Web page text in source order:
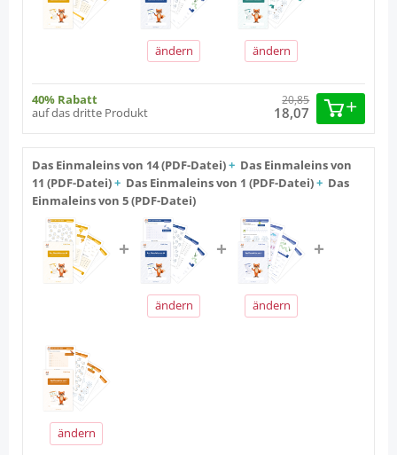
ändern ändern
40% Rabatt
auf das dritte Produkt
20,85
18,07
Das Einmaleins von 14 (PDF-Datei)+ Das Einmaleins von
11 (PDF-Datei)+ Das Einmaleins von 1 (PDF-Datei)+ Das
Einmaleins von 5 (PDF-Datei)
ändern ändern
ändern